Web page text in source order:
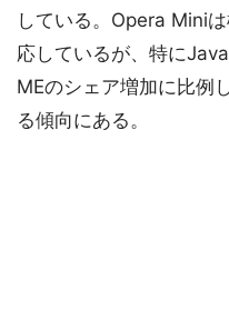
している。Opera Mini
応しているが、特に
MEのシェア増加に比例
る傾向にある。